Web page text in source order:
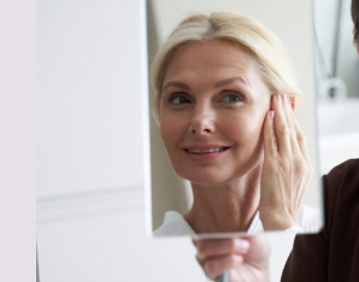
SONRISA
SANA:
LA
REVISIÓN
DENTAL
QUE
NO
PUEDE
FALTAR